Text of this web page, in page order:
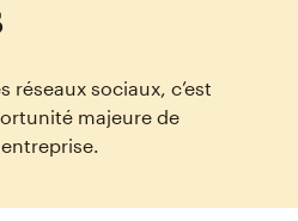
réseaux sociaux, c’est
majeure de